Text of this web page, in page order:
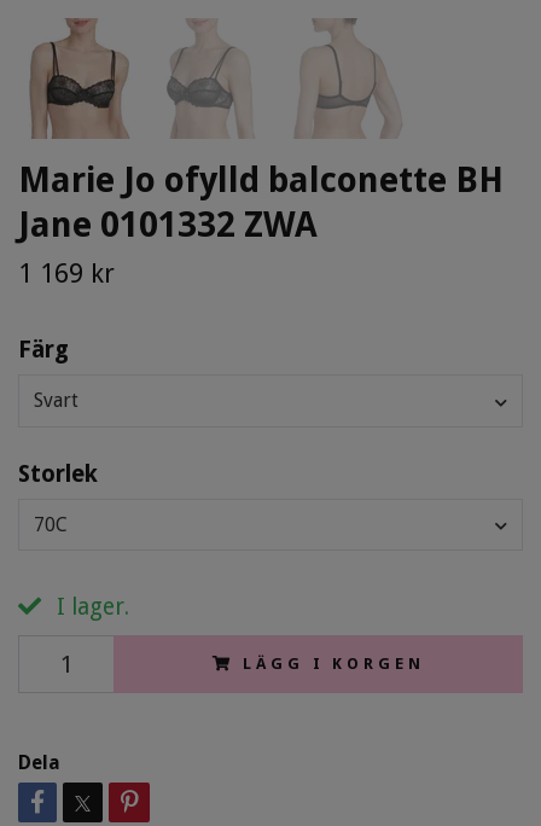
Marie Jo ofylld balconette BH
Jane 0101332 ZWA
1 169 kr
Färg
Svart
Storlek
70C
I lager.
LÄGG I KORGEN
Dela